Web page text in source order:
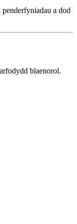
a dod
blaenorol.